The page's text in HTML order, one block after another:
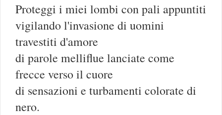
Proteggi i miei lombi con pali appuntiti
vigilando l'invasione di uomini
travestiti d'amore
di parole melliflue lanciate come
frecce verso il cuore
di sensazioni e turbamenti colorate di
nero.